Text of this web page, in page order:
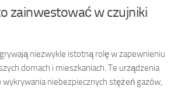
zainwestować w czujniki
niezwykle istotną rolę w zapewnieniu
domach i mieszkaniach. Te urządzenia
niebezpiecznych stężeń gazów,